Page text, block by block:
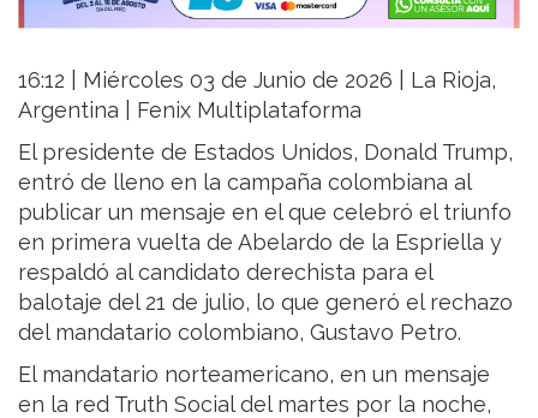
16:12 | Miércoles 03 de Junio de 2026 | La Rioja,
Argentina | Fenix Multiplataforma
El presidente de Estados Unidos, Donald Trump,
entró de lleno en la campaña colombiana al
publicar un mensaje en el que celebró el triunfo
en primera vuelta de Abelardo de la Espriella y
respaldó al candidato derechista para el
balotaje del 21 de julio, lo que generó el rechazo
del mandatario colombiano, Gustavo Petro.
El mandatario norteamericano, en un mensaje
en la red Truth Social del martes por la noche,